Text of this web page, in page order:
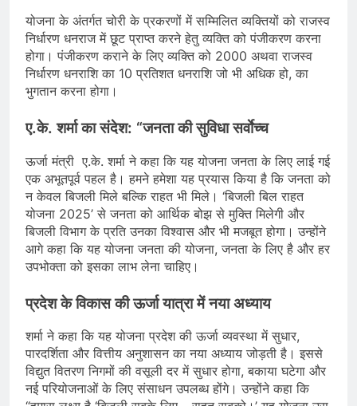
योजना के अंतर्गत चोरी के प्रकरणों में सम्मिलित व्यक्तियों को राजस्व
निर्धारण धनराज में छूट प्राप्त करने हेतु व्यक्ति को पंजीकरण करना
होगा। पंजीकरण कराने के लिए व्यक्ति को 2000 अथवा राजस्व
निर्धारण धनराशि का 10 प्रतिशत धनराशि जो भी अधिक हो, का
भुगतान करना होगा।
ए.के. शर्मा का संदेश: “जनता की सुविधा सर्वाेच्च
ऊर्जा मंत्री ए.के. शर्मा ने कहा कि यह योजना जनता के लिए लाई गई
एक अभूतपूर्व पहल है। हमने हमेशा यह प्रयास किया है कि जनता को
न केवल बिजली मिले बल्कि राहत भी मिले। ‘बिजली बिल राहत
योजना 2025’ से जनता को आर्थिक बोझ से मुक्ति मिलेगी और
बिजली विभाग के प्रति उनका विश्वास और भी मजबूत होगा। उन्होंने
आगे कहा कि यह योजना जनता की योजना, जनता के लिए है और हर
उपभोक्ता को इसका लाभ लेना चाहिए।
प्रदेश के विकास की ऊर्जा यात्रा में नया अध्याय
शर्मा ने कहा कि यह योजना प्रदेश की ऊर्जा व्यवस्था में सुधार,
पारदर्शिता और वित्तीय अनुशासन का नया अध्याय जोड़ती है। इससे
विद्युत वितरण निगमों की वसूली दर में सुधार होगा, बकाया घटेगा और
नई परियोजनाओं के लिए संसाधन उपलब्ध होंगे। उन्होंने कहा कि